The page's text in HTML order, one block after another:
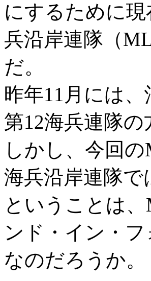
にするために
兵沿岸連隊（
だ。
昨年11月には
第12海兵連隊
しかし、今回
海兵沿岸連隊
ということは
ンド・イン・
なのだろうか。